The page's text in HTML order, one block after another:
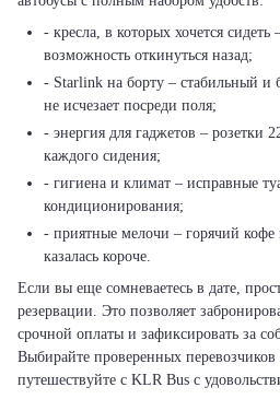
- кресла, в которых хочется
возможность откинуться назад;
- Starlink на борту – стабильный и
не исчезает посреди поля;
- энергия для гаджетов – розетки
каждого сидения;
- гигиена и климат – исправные
кондиционирования;
- приятные мелочи – горячий кофе
казалась короче.
Если вы еще сомневаетесь в дате,
резервации. Это позволяет
срочной оплаты и зафиксировать за
Выбирайте проверенных
путешествуйте с KLR Bus с